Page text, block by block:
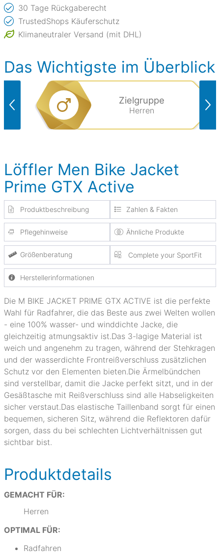
30 Tage Rückgaberecht
TrustedShops Käuferschutz
Klimaneutraler Versand (mit DHL)
Das Wichtigste im Überblick
Zielgruppe
Herren
Löffler Men Bike Jacket
Prime GTX Active
Produktbeschreibung Zahlen & Fakten
Pflegehinweise Ähnliche Produkte
Größenberatung Complete your SportFit
Herstellerinformationen
Die M BIKE JACKET PRIME GTX ACTIVE ist die perfekte
Wahl für Radfahrer, die das Beste aus zwei Welten wollen
- eine 100% wasser- und winddichte Jacke, die
gleichzeitig atmungsaktiv ist.Das 3-lagige Material ist
weich und angenehm zu tragen, während der Stehkragen
und der wasserdichte Frontreißverschluss zusätzlichen
Schutz vor den Elementen bieten.Die Ärmelbündchen
sind verstellbar, damit die Jacke perfekt sitzt, und in der
Gesäßtasche mit Reißverschluss sind alle Habseligkeiten
sicher verstaut.Das elastische Taillenband sorgt für einen
bequemen, sicheren Sitz, während die Reflektoren dafür
sorgen, dass du bei schlechten Lichtverhältnissen gut
sichtbar bist.
Produktdetails
GEMACHT FÜR:
Herren
OPTIMAL FÜR:
Radfahren